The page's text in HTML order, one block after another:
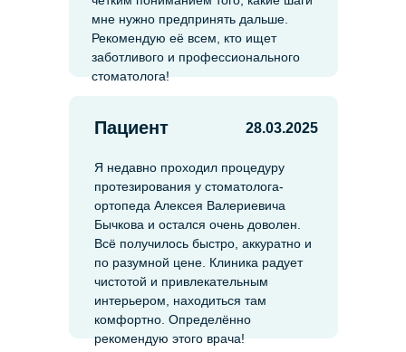
мне нужно предпринять дальше.
Рекомендую её всем, кто ищет
заботливого и профессионального
стоматолога!
Пациент 28.03.2025
Я недавно проходил процедуру
протезирования у стоматолога-
ортопеда Алексея Валериевича
Бычкова и остался очень доволен.
Всё получилось быстро, аккуратно и
по разумной цене. Клиника радует
чистотой и привлекательным
интерьером, находиться там
комфортно. Определённо
рекомендую этого врача!